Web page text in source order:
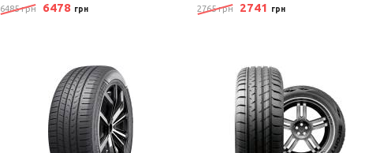
6485 грн 6478 грн 2765 грн 2741 грн